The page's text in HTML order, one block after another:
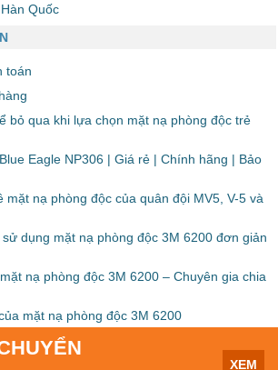
Quốc
toán
bỏ qua khi lựa chọn mặt nạ phòng độc trẻ
Eagle NP306 | Giá rẻ | Chính hãng | Bảo
mặt nạ phòng độc của quân đội MV5, V-5 và
dụng mặt nạ phòng độc 3M 6200 đơn giản
nạ phòng độc 3M 6200 – Chuyên gia chia
mặt nạ phòng độc 3M 6200
XEM